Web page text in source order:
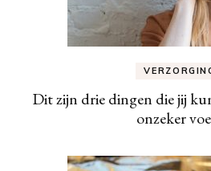
Dit zijn drie dingen die jij
onzeker